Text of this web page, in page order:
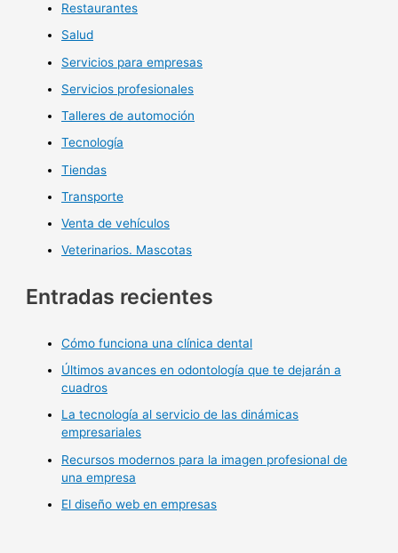
Restaurantes
Salud
Servicios para empresas
Servicios profesionales
Talleres de automoción
Tecnología
Tiendas
Transporte
Venta de vehículos
Veterinarios. Mascotas
Entradas recientes
Cómo funciona una clínica dental
Últimos avances en odontología que te dejarán a
cuadros
La tecnología al servicio de las dinámicas
empresariales
Recursos modernos para la imagen profesional de
una empresa
El diseño web en empresas